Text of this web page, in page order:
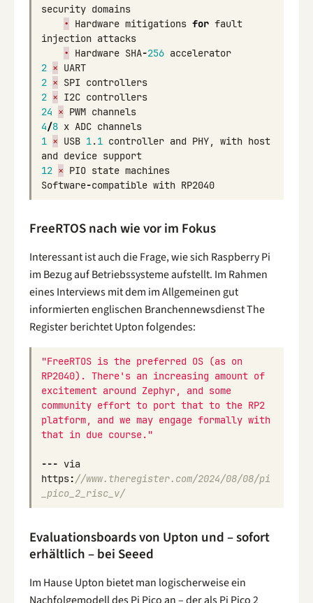
security domains
•
Hardware mitigations for fault
injection attacks
•
Hardware SHA-256 accelerator
2 × UART
2 × SPI controllers
2 × I2C controllers
24 × PWM channels
4/8 x ADC channels
1 × USB 1.1 controller and PHY, with host
and device support
12 × PIO state machines
Software-compatible with RP2040
FreeRTOS nach wie vor im Fokus
Interessant ist auch die Frage, wie sich Raspberry Pi
im Bezug auf Betriebssysteme aufstellt. Im Rahmen
eines Interviews mit dem im Allgemeinen gut
informierten englischen Branchennewsdienst The
Register berichtet Upton folgendes:
"FreeRTOS is the preferred OS (as on
RP2040). There's an increasing amount of
excitement around Zephyr, and some
community effort to port that to the RP2
platform, and we may engage formally with
that in due course."
--- via
https://www.theregister.com/2024/08/08/pi
_pico_2_risc_v/
Evaluationsboards von Upton und – sofort
erhältlich – bei Seeed
Im Hause Upton bietet man logischerweise ein